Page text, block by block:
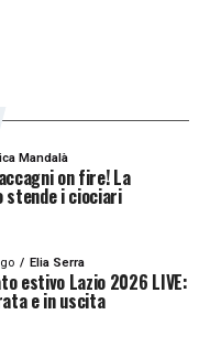
Mandalà
on fire! La
stende i ciociari
Elia Serra
estivo Lazio 2026 LIVE:
e in uscita